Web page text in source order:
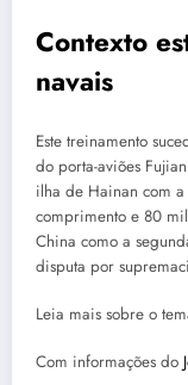
Contexto
navais
Este treinamento
do porta-aviões
ilha de Hainan com
comprimento e 80
China como a
disputa por
Leia mais sobre o
Com informações do